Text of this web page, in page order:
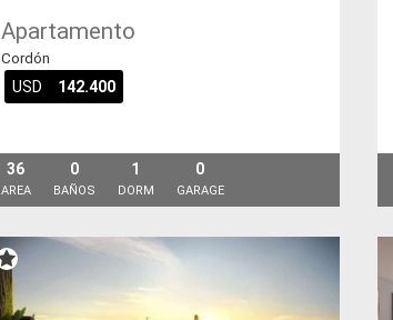
Apartamento
Cordón
USD 142.400
36
AREA
0
BAÑOS
1
DORM
0
GARAGE